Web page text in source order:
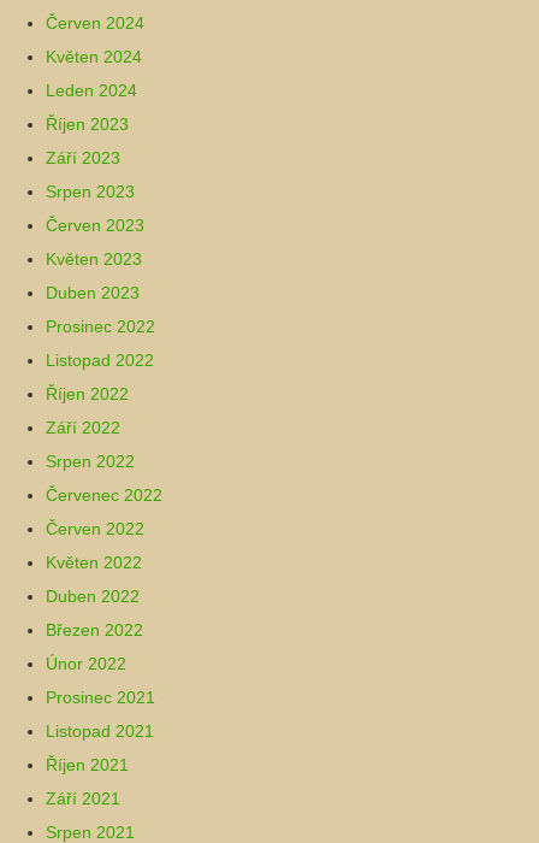
Červen 2024
Květen 2024
Leden 2024
Říjen 2023
Září 2023
Srpen 2023
Červen 2023
Květen 2023
Duben 2023
Prosinec 2022
Listopad 2022
Říjen 2022
Září 2022
Srpen 2022
Červenec 2022
Červen 2022
Květen 2022
Duben 2022
Březen 2022
Únor 2022
Prosinec 2021
Listopad 2021
Říjen 2021
Září 2021
Srpen 2021